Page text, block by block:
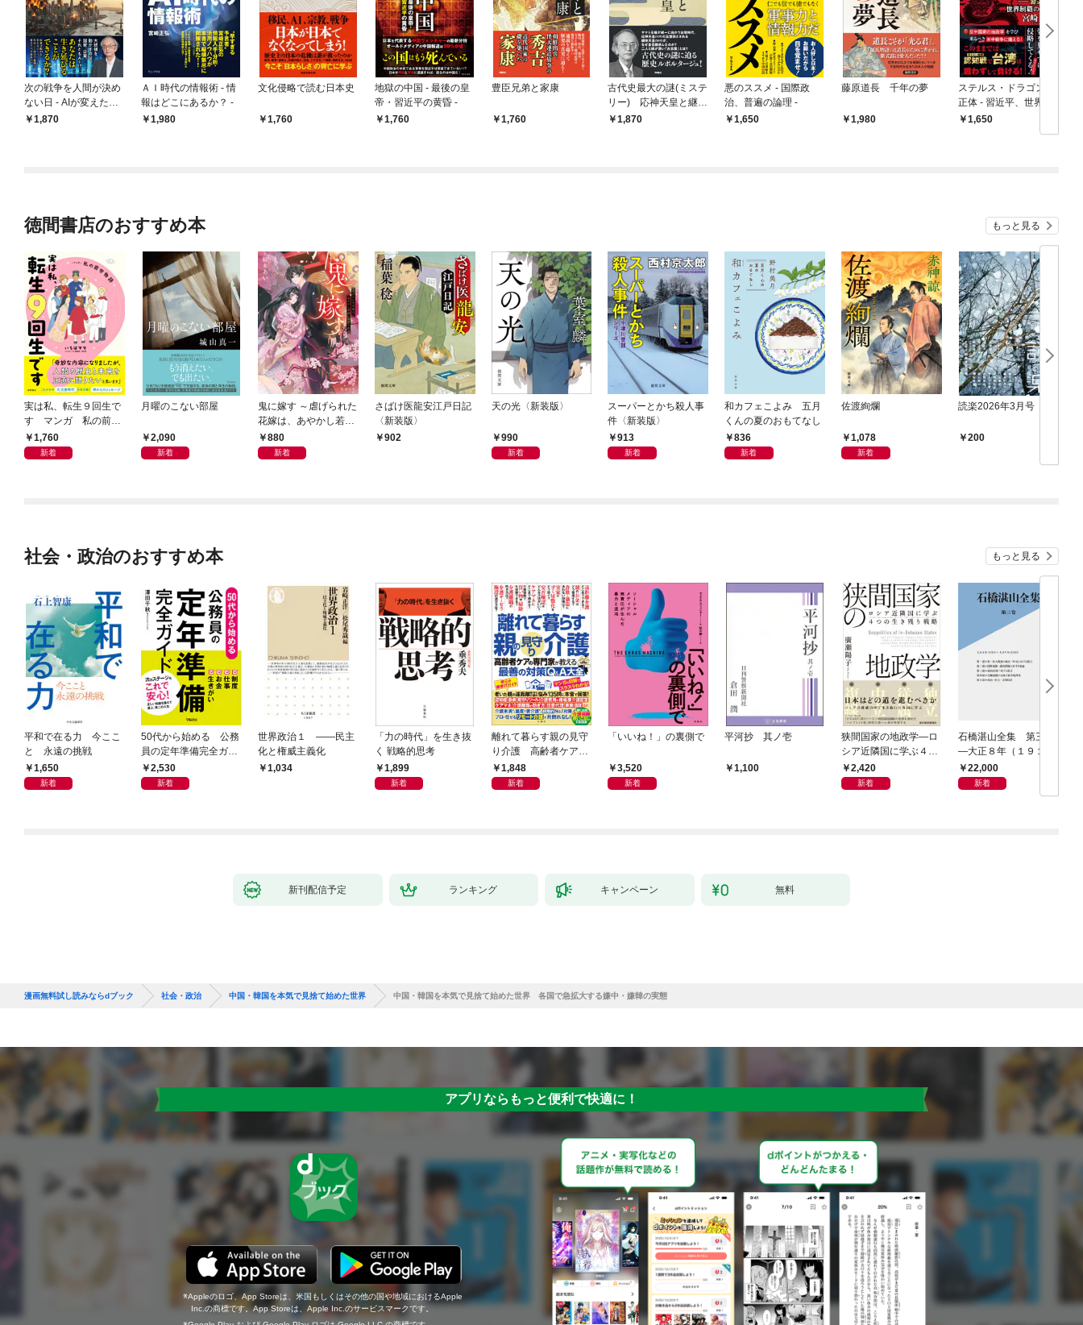
次の戦争を人間が決め
ない日 - AIが変えた戦
争、AIが動かすアメリ
1,870
ＡＩ時代の情報術 - 情
報はどこにあるか？ -
1,980
文化侵略で読む日本史
1,760
地獄の中国 - 最後の皇
帝・習近平の黄昏 -
1,760
豊臣兄弟と家康
1,760
古代史最大の謎(ミステ
リー) 応神天皇と継体
天皇1,870
悪のススメ - 国際政
治、普遍の論理 -
1,650
藤原道長 千年の夢
1,980
ステルス・ドラゴンの
正体 - 習近平、世界制
覇の野望 -
1,650
徳間書店のおすすめ本 もっと見る
実は私、転生９回生で
す マンガ 私の前世
物語1,760
新着
月曜のこない部屋
2,090
新着
鬼に嫁す ～虐げられた
花嫁は、あやかし若頭
に溺愛される～
880
新着
さばけ医龍安江戸日記
〈新装版〉
902
天の光〈新装版〉
990
新着
スーパーとかち殺人事
件〈新装版〉
913
新着
和カフェこよみ 五月
くんの夏のおもてなし
836
新着
佐渡絢爛
1,078
新着
読楽2026年3月号
200
社会・政治のおすすめ本 もっと見る
平和で在る力 今ここ
と 永遠の挑戦
1,650
新着
50代から始める 公務
員の定年準備完全ガイ
ド2,530
新着
世界政治１ ――民主
化と権威主義化
1,034
「力の時代」を生き抜
く 戦略的思考
1,899
新着
離れて暮らす親の見守
り介護 高齢者ケアの
専門家が教える最善の
対策Q＆A大全
1,848
新着
「いいね！」の裏側で
3,520
新着
平河抄 其ノ壱
1,100
狭間国家の地政学―ロ
シア近隣国に学ぶ４つ
の生き残り戦略
2,420
新着
石橋湛山全集 第三巻
―大正８年（１９１
９）－大正９年（１９
２０）
22,000
新着
新刊配信予定 ランキング キャンペーン 無料
漫画無料試し読みならdブック 社会・政治 中国・韓国を本気で見捨て始めた世界 中国・韓国を本気で見捨て始めた世界 各国で急拡大する嫌中・嫌韓の実態
アプリならもっと便利で快適に！
Appleのロゴ、App Storeは、米国もしくはその他の国や地域におけるApple
Inc.の商標です。App Storeは、Apple Inc.のサービスマークです。